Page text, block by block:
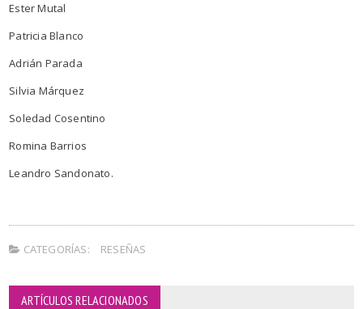
Ester Mutal
Patricia Blanco
Adrián Parada
Silvia Márquez
Soledad Cosentino
Romina Barrios
Leandro Sandonato.
CATEGORÍAS: RESEÑAS
ARTÍCULOS RELACIONADOS